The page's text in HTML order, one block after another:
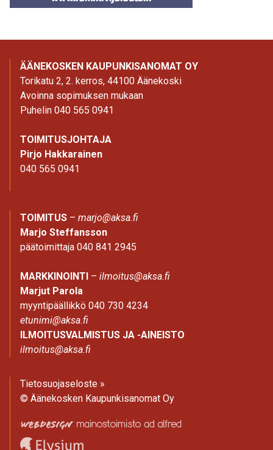
ÄÄNEKOSKEN KAUPUNKISANOMAT OY
Torikatu 2, 2. kerros, 44100 Äänekoski
Avoinna sopimuksen mukaan
Puhelin 040 565 0941
TOIMITUSJOHTAJA
Pirjo Hakkarainen
040 565 0941
TOIMITUS – marjo@aksa.fi
Marjo Steffansson
päätoimittaja 040 841 2945
MARKKINOINTI – ilmoitus@aksa.fi
Marjut Parola
myyntipäällikkö 040 730 4234
etunimi@aksa.fi
ILMOITUSVALMISTUS JA -AINEISTO
ilmoitus@aksa.fi
Tietosuojaseloste »
© Äänekosken Kaupunkisanomat Oy